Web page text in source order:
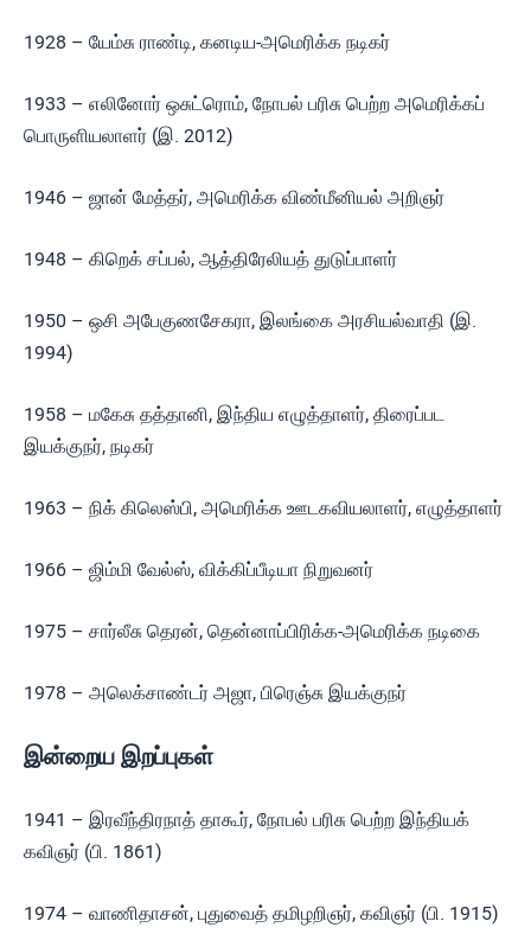
1928 – யேம்சு ராண்டி, கனடிய-அமெரிக்க நடிகர்
1933 – எலினோர் ஒசுட்ரொம், நோபல் பரிசு பெற்ற அமெரிக்கப்
பொருளியலாளர் (இ. 2012)
1946 – ஜான் மேத்தர், அமெரிக்க விண்மீனியல் அறிஞர்
1948 – கிறெக் சப்பல், ஆத்திரேலியத் துடுப்பாளர்
1950 – ஒசி அபேகுணசேகரா, இலங்கை அரசியல்வாதி (இ.
1994)
1958 – மகேசு தத்தானி, இந்திய எழுத்தாளர், திரைப்பட
இயக்குநர், நடிகர்
1963 – நிக் கிலெஸ்பி, அமெரிக்க ஊடகவியலாளர், எழுத்தாளர்
1966 – ஜிம்மி வேல்ஸ், விக்கிப்பீடியா நிறுவனர்
1975 – சார்லீசு தெரன், தென்னாப்பிரிக்க-அமெரிக்க நடிகை
1978 – அலெக்சாண்டர் அஜா, பிரெஞ்சு இயக்குநர்
இன்றைய இறப்புகள்
1941 – இரவீந்திரநாத் தாகூர், நோபல் பரிசு பெற்ற இந்தியக்
கவிஞர் (பி. 1861)
1974 – வாணிதாசன், புதுவைத் தமிழறிஞர், கவிஞர் (பி. 1915)